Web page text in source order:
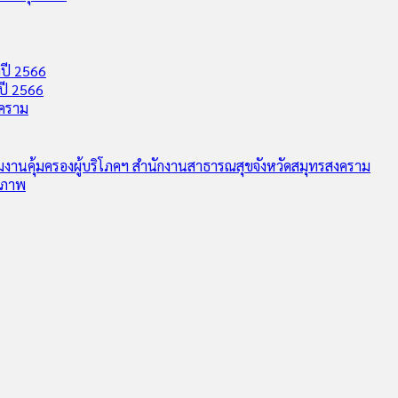
2566
2566
ราม
นคุ้มครองผู้บริโภคฯ สำนักงานสาธารณสุขจังหวัดสมุทรสงคราม
าพ